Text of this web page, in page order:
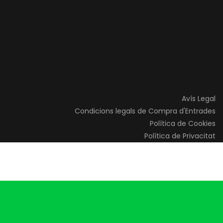
Avís Legal
Condicions legals de Compra d'Entrades
Política de Cookies
Política de Privacitat